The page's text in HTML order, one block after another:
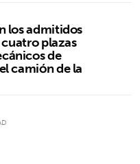
los admitidos
plazas
de
camión de la